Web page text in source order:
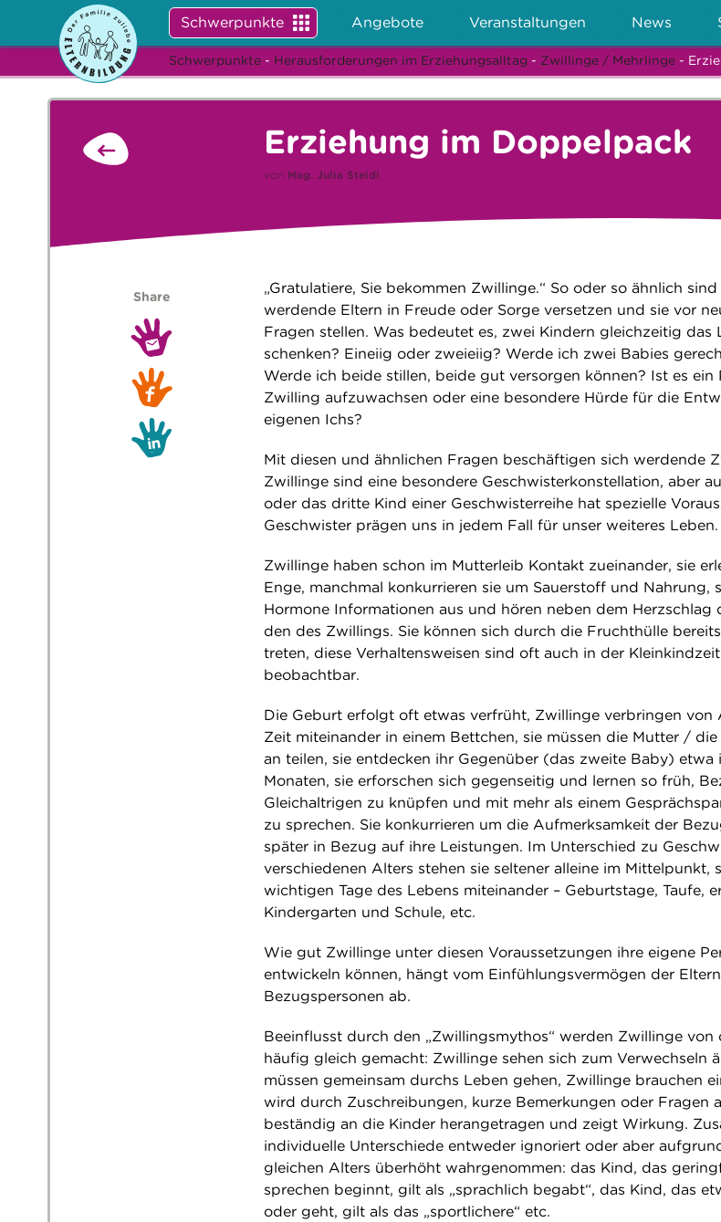
Schwerpunkte Angebote Veranstaltungen News
Schwerpunkte - Herausforderungen im Erziehungsalltag - Zwillinge / Mehrlinge -
Erziehung im Doppelpack
von Mag. Julia Steidl
„Gratulatiere, Sie bekommen Zwillinge.“ So oder so ähnlich
werdende Eltern in Freude oder Sorge versetzen und sie vor
Fragen stellen. Was bedeutet es, zwei Kindern gleichzeitig das
schenken? Eineiig oder zweieiig? Werde ich zwei Babies
Werde ich beide stillen, beide gut versorgen können? Ist es ein
Zwilling aufzuwachsen oder eine besondere Hürde für die
eigenen Ichs?
Mit diesen und ähnlichen Fragen beschäftigen sich werdende
Zwillinge sind eine besondere Geschwisterkonstellation, aber
oder das dritte Kind einer Geschwisterreihe hat spezielle
Geschwister prägen uns in jedem Fall für unser weiteres Leben.
Zwillinge haben schon im Mutterleib Kontakt zueinander, sie
Enge, manchmal konkurrieren sie um Sauerstoff und Nahrung,
Hormone Informationen aus und hören neben dem Herzschlag
den des Zwillings. Sie können sich durch die Fruchthülle
treten, diese Verhaltensweisen sind oft auch in der
beobachtbar.
Die Geburt erfolgt oft etwas verfrüht, Zwillinge verbringen von
Zeit miteinander in einem Bettchen, sie müssen die Mutter /
an teilen, sie entdecken ihr Gegenüber (das zweite Baby) etwa
Monaten, sie erforschen sich gegenseitig und lernen so früh,
Gleichaltrigen zu knüpfen und mit mehr als einem
zu sprechen. Sie konkurrieren um die Aufmerksamkeit der
später in Bezug auf ihre Leistungen. Im Unterschied zu
verschiedenen Alters stehen sie seltener alleine im Mittelpunkt,
wichtigen Tage des Lebens miteinander – Geburtstage, Taufe,
Kindergarten und Schule, etc.
Wie gut Zwillinge unter diesen Voraussetzungen ihre eigene
entwickeln können, hängt vom Einfühlungsvermögen der
Bezugspersonen ab.
Beeinflusst durch den „Zwillingsmythos“ werden Zwillinge von
häufig gleich gemacht: Zwillinge sehen sich zum Verwechseln
müssen gemeinsam durchs Leben gehen, Zwillinge brauchen
wird durch Zuschreibungen, kurze Bemerkungen oder Fragen
beständig an die Kinder herangetragen und zeigt Wirkung.
individuelle Unterschiede entweder ignoriert oder aber
gleichen Alters überhöht wahrgenommen: das Kind, das
sprechen beginnt, gilt als „sprachlich begabt“, das Kind, das
oder geht, gilt als das „sportlichere“ etc.
Share